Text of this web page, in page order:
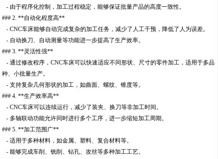
- 由于程序化控制，加工过程稳定，能够保证批量产品的高度一致性。
### 2. **自动化程度高**
- CNC车床能够自动完成复杂的加工任务，减少了人工干预，降低了人为误差。
- 自动换刀、自动测量等功能进一步提高了生产效率。
### 3. **灵活性强**
- 通过修改程序，CNC车床可以快速适应不同形状、尺寸的零件加工，适用于多品
种、小批量生产。
- 支持复杂几何形状的加工，如曲面、螺纹、锥度等。
### 4. **生产效率高**
- CNC车床可以连续运行，减少了装夹、换刀等非加工时间。
- 多轴联动功能允许同时进行多个工序，进一步缩短加工周期。
### 5. **加工范围广**
- 适用于多种材料，如金属、塑料、复合材料等。
- 能够完成车削、铣削、钻孔、攻丝等多种加工工艺。